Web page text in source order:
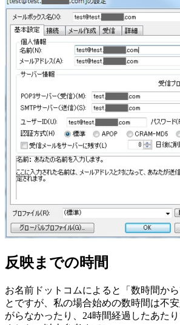
反映までの時間
お名前ドットコムによると「数時間か
とですが、私の場合始めの数時間は不
がらなかったり、24時間経過したあた